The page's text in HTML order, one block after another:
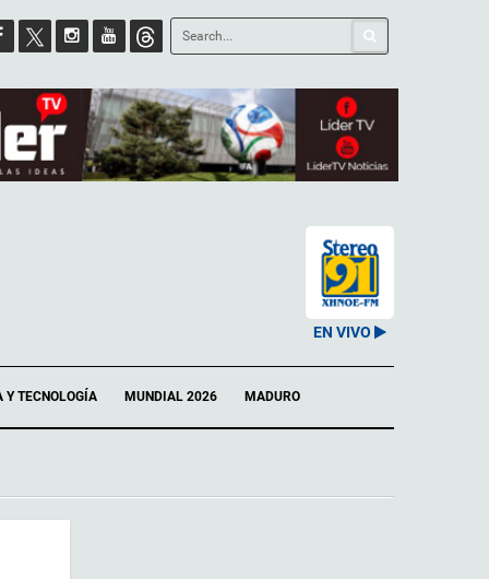
EN VIVO
Y TECNOLOGÍA MUNDIAL 2026 MADURO